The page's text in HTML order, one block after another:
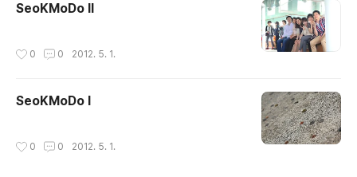
SeoKMoDo II
0 0 2012. 5. 1.
SeoKMoDo I
0 0 2012. 5. 1.